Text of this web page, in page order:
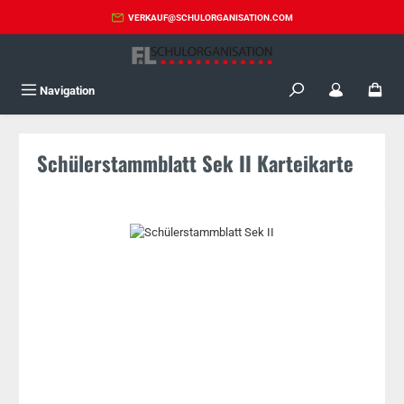
Zum Hauptinhalt springenVERKAUF@SCHULORGANISATION.COM
Navigation
Schülerstammblatt Sek II Karteikarte
Bildergalerie überspringen